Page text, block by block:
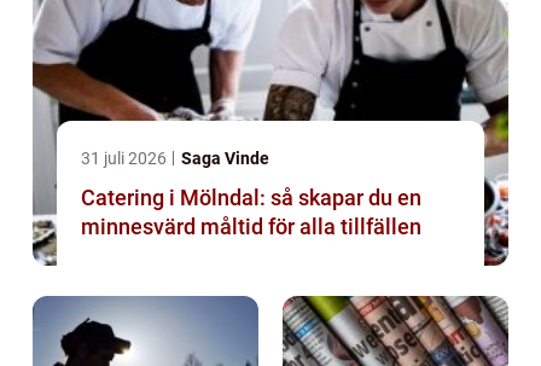
31 juli 2026 Saga Vinde
Catering i Mölndal: så skapar du en
minnesvärd måltid för alla tillfällen